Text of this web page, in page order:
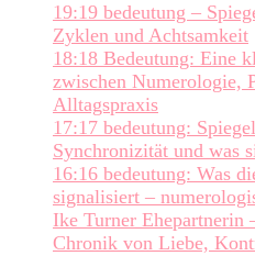
19:19 bedeutung –
Zyklen und Achtsamkeit
18:18 Bedeutung: Eine
zwischen Numerologie,
Alltagspraxis
17:17 bedeutung:
Synchronizität und was
16:16 bedeutung: Was
signalisiert –
Ike Turner Ehepartnerin
Chronik von Liebe,